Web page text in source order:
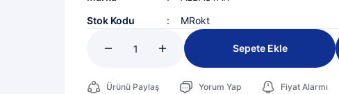
Stok Kodu
MRokt
Sepete Ekle
Ürünü Paylaş Yorum Yap Fiyat Alarmı